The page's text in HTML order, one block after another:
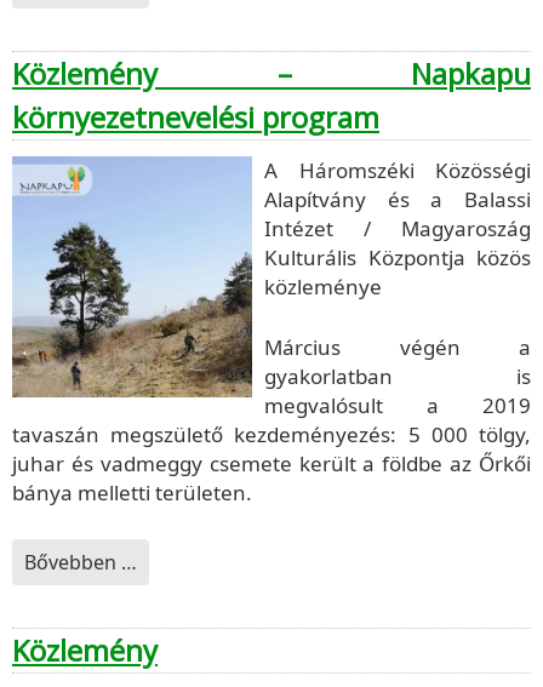
Közlemény – Napkapu
környezetnevelési program
A Háromszéki Közösségi
Alapítvány és a Balassi
Intézet / Magyaroszág
Kulturális Központja közös
közleménye
Március végén a
gyakorlatban is
megvalósult a 2019
tavaszán megszülető kezdeményezés: 5 000 tölgy,
juhar és vadmeggy csemete került a földbe az Őrkői
bánya melletti területen.
Bővebben …
Közlemény